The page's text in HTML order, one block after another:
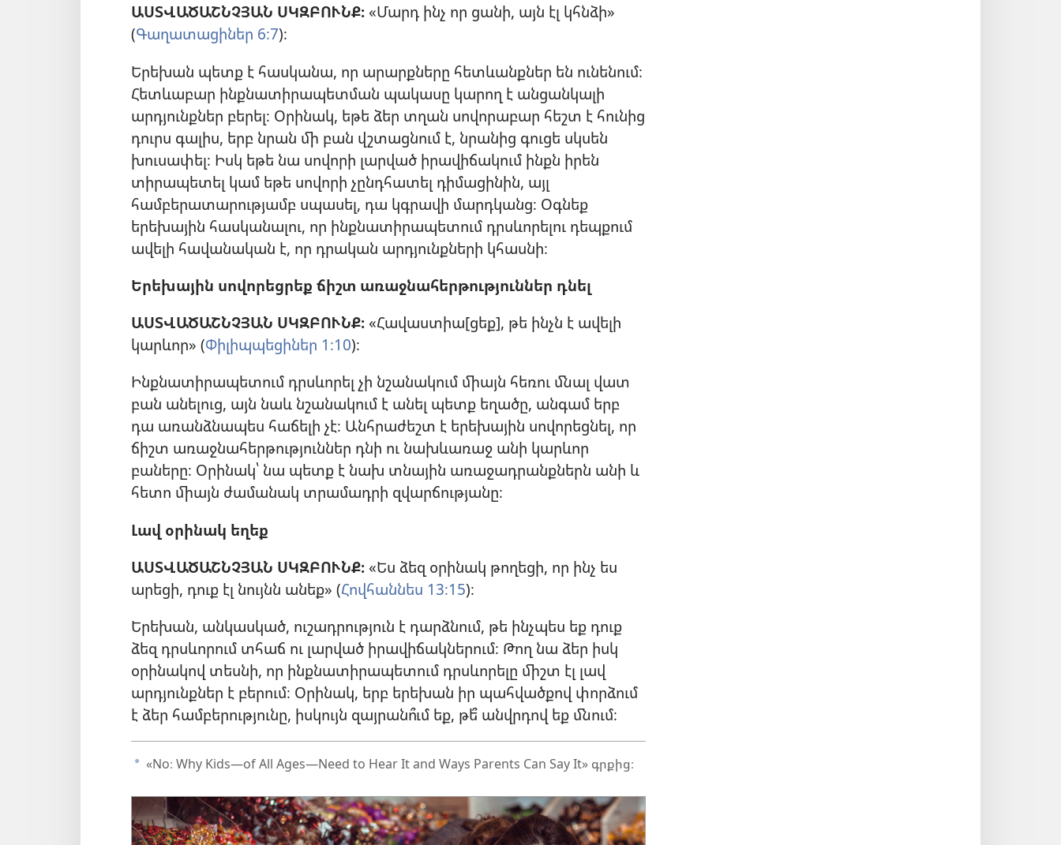
ԱՍՏՎԱԾԱՇՆՉՅԱՆ ՍԿԶԲՈՒՆՔ։ «Մարդ ինչ որ ցանի, այն էլ կհնձի»
(Գաղատացիներ 6։7)։
Երեխան պետք է հասկանա, որ արարքները հետևանքներ են ունենում։
Հետևաբար ինքնատիրապետման պակասը կարող է անցանկալի
արդյունքներ բերել։ Օրինակ, եթե ձեր տղան սովորաբար հեշտ է հունից
դուրս գալիս, երբ նրան մի բան վշտացնում է, նրանից գուցե սկսեն
խուսափել։ Իսկ եթե նա սովորի լարված իրավիճակում ինքն իրեն
տիրապետել կամ եթե սովորի չընդհատել դիմացինին, այլ
համբերատարությամբ սպասել, դա կգրավի մարդկանց։ Օգնեք
երեխային հասկանալու, որ ինքնատիրապետում դրսևորելու դեպքում
ավելի հավանական է, որ դրական արդյունքների կհասնի։
Երեխային սովորեցրեք ճիշտ առաջնահերթություններ դնել
ԱՍՏՎԱԾԱՇՆՉՅԱՆ ՍԿԶԲՈՒՆՔ։ «Հավաստիա[ցեք], թե ինչն է ավելի
կարևոր» (Փիլիպպեցիներ 1։10)։
Ինքնատիրապետում դրսևորել չի նշանակում միայն հեռու մնալ վատ
բան անելուց, այն նաև նշանակում է անել պետք եղածը, անգամ երբ
դա առանձնապես հաճելի չէ։ Անհրաժեշտ է երեխային սովորեցնել, որ
ճիշտ առաջնահերթություններ դնի ու նախևառաջ անի կարևոր
բաները։ Օրինակ՝ նա պետք է նախ տնային առաջադրանքներն անի և
հետո միայն ժամանակ տրամադրի զվարճությանը։
Լավ օրինակ եղեք
ԱՍՏՎԱԾԱՇՆՉՅԱՆ ՍԿԶԲՈՒՆՔ։ «Ես ձեզ օրինակ թողեցի, որ ինչ ես
արեցի, դուք էլ նույնն անեք» (Հովհաննես 13։15)։
Երեխան, անկասկած, ուշադրություն է դարձնում, թե ինչպես եք դուք
ձեզ դրսևորում տհաճ ու լարված իրավիճակներում։ Թող նա ձեր իսկ
օրինակով տեսնի, որ ինքնատիրապետում դրսևորելը միշտ էլ լավ
արդյունքներ է բերում։ Օրինակ, երբ երեխան իր պահվածքով փորձում
է ձեր համբերությունը, իսկույն զայրանո՞ւմ եք, թե՞ անվրդով եք մնում։
a «No։ Why Kids—of All Ages—Need to Hear It and Ways Parents Can Say It» գրքից։